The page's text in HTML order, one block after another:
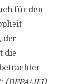
für den
der
die
(DFPA/JF1)